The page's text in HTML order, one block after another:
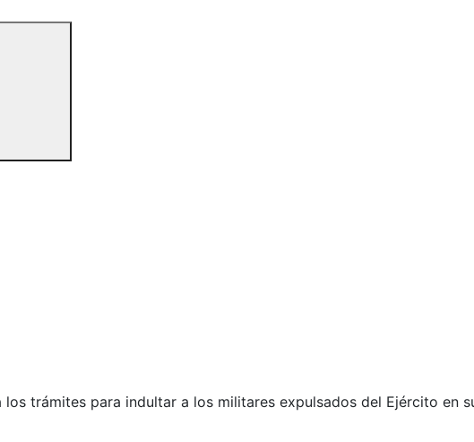
los trámites para indultar a los militares expulsados del Ejército en